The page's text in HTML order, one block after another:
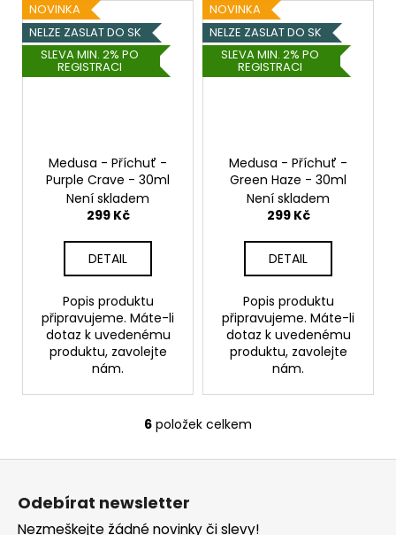
NOVINKA
NELZE ZASLAT DO SK
SLEVA MIN. 2% PO
REGISTRACI
Medusa - Příchuť -
Purple Crave - 30ml
Není skladem
299 Kč
DETAIL
Popis produktu
připravujeme. Máte-li
dotaz k uvedenému
produktu, zavolejte
nám.
NOVINKA
NELZE ZASLAT DO SK
SLEVA MIN. 2% PO
REGISTRACI
Medusa - Příchuť -
Green Haze - 30ml
Není skladem
299 Kč
DETAIL
Popis produktu
připravujeme. Máte-li
dotaz k uvedenému
produktu, zavolejte
nám.
O
6 položek celkem
Z
Odebírat newsletter
Nezmeškejte žádné novinky či slevy!